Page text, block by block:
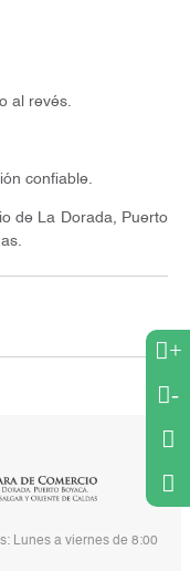
al revés.
confiable.
de La Dorada, Puerto
+
-
Lunes a viernes de 8:00